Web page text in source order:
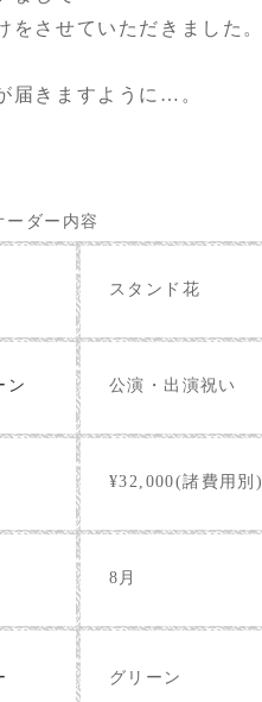
をさせていただきました。
届きますように…。
ーダー内容
スタンド花
ン 公演・出演祝い
¥32,000(諸費用別)
8月
グリーン